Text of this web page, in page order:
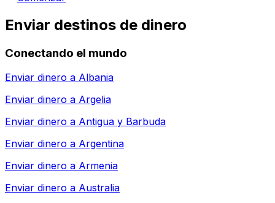
Enviar destinos de dinero
Conectando el mundo
Enviar dinero a Albania
Enviar dinero a Argelia
Enviar dinero a Antigua y Barbuda
Enviar dinero a Argentina
Enviar dinero a Armenia
Enviar dinero a Australia